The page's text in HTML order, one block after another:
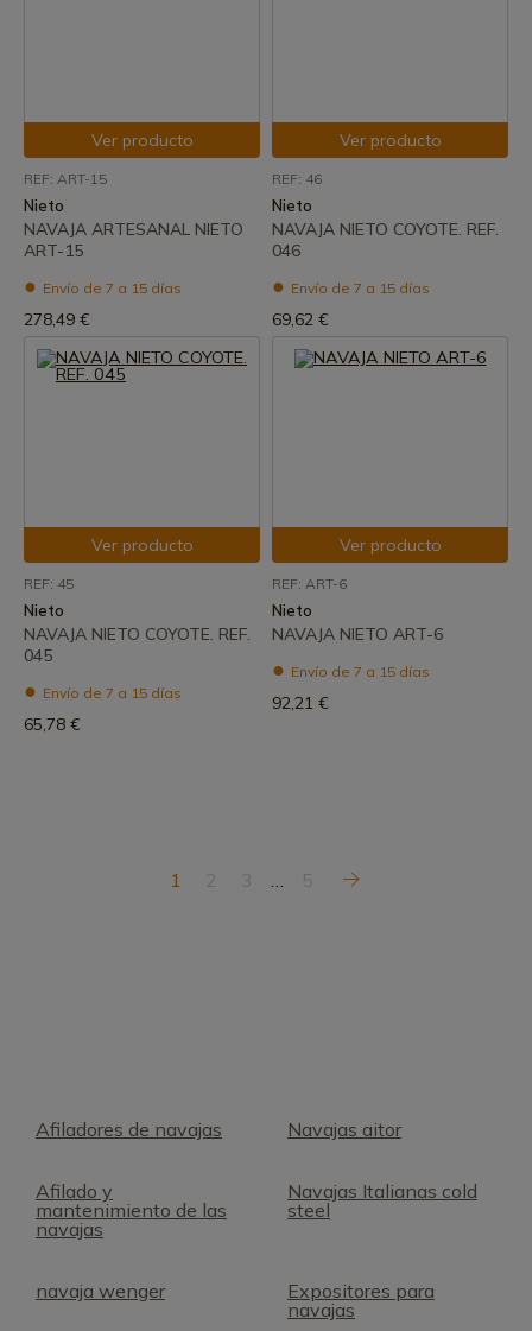
Ver producto
REF: ART-15
Nieto
NAVAJA ARTESANAL NIETO
ART-15
Envío de 7 a 15 días
278,49 €
Ver producto
REF: 46
Nieto
NAVAJA NIETO COYOTE. REF.
046
Envío de 7 a 15 días
69,62 €
Ver producto
REF: 45
Nieto
NAVAJA NIETO COYOTE. REF.
045
Envío de 7 a 15 días
65,78 €
Ver producto
REF: ART-6
Nieto
NAVAJA NIETO ART-6
Envío de 7 a 15 días
92,21 €
1 2 3 … 5
Afiladores de navajas Navajas aitor
Afilado y
mantenimiento de las
navajas
Navajas Italianas cold
steel
navaja wenger
Expositores para
navajas